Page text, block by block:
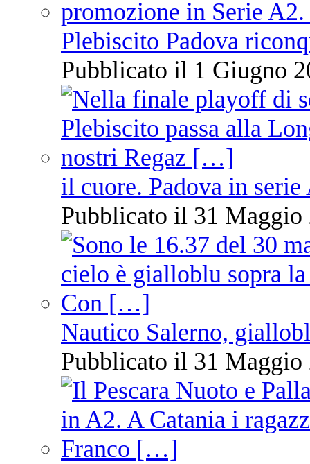
Plebiscito Padova
Pubblicato il 1 Giugno
il cuore. Padova in serie
Pubblicato il 31 Maggio
Nautico Salerno,
Pubblicato il 31 Maggio